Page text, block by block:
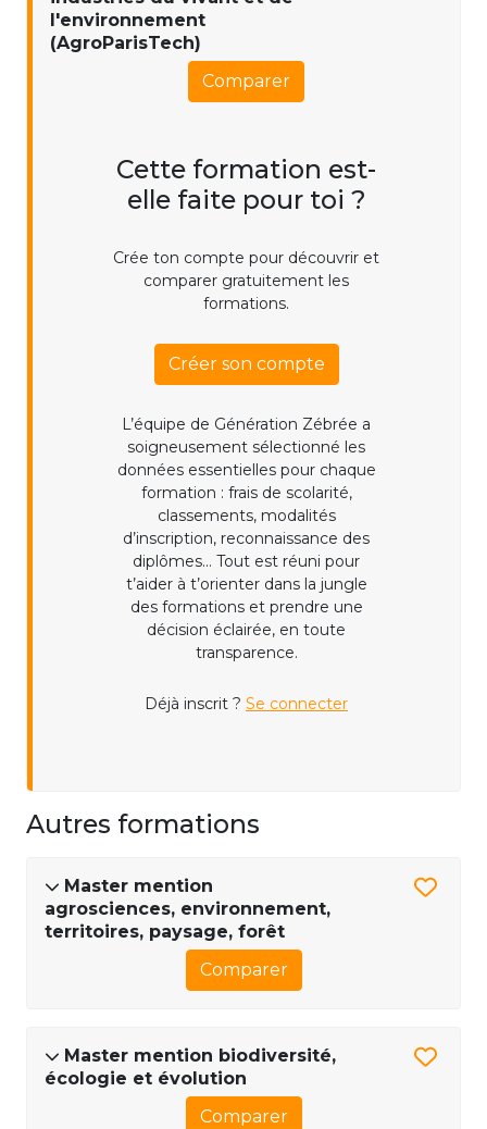
l'environnement
(AgroParisTech)
Comparer
Cette formation est-
elle faite pour toi ?
Crée ton compte pour découvrir et
comparer gratuitement les
formations.
Créer son compte
L’équipe de Génération Zébrée a
soigneusement sélectionné les
données essentielles pour chaque
formation : frais de scolarité,
classements, modalités
d’inscription, reconnaissance des
diplômes... Tout est réuni pour
t’aider à t’orienter dans la jungle
des formations et prendre une
décision éclairée, en toute
transparence.
Déjà inscrit ? Se connecter
Autres formations
Master mention
agrosciences, environnement,
territoires, paysage, forêt
Comparer
Master mention biodiversité,
écologie et évolution
Comparer